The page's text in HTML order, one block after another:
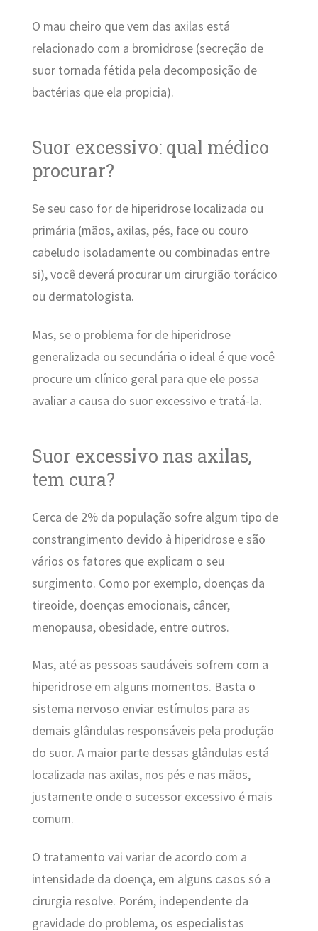
O mau cheiro que vem das axilas está
relacionado com a bromidrose (secreção de
suor tornada fétida pela decomposição de
bactérias que ela propicia).
Suor excessivo: qual médico
procurar?
Se seu caso for de hiperidrose localizada ou
primária (mãos, axilas, pés, face ou couro
cabeludo isoladamente ou combinadas entre
si), você deverá procurar um cirurgião torácico
ou dermatologista.
Mas, se o problema for de hiperidrose
generalizada ou secundária o ideal é que você
procure um clínico geral para que ele possa
avaliar a causa do suor excessivo e tratá-la.
Suor excessivo nas axilas,
tem cura?
Cerca de 2% da população sofre algum tipo de
constrangimento devido à hiperidrose e são
vários os fatores que explicam o seu
surgimento. Como por exemplo, doenças da
tireoide, doenças emocionais, câncer,
menopausa, obesidade, entre outros.
Mas, até as pessoas saudáveis sofrem com a
hiperidrose em alguns momentos. Basta o
sistema nervoso enviar estímulos para as
demais glândulas responsáveis pela produção
do suor. A maior parte dessas glândulas está
localizada nas axilas, nos pés e nas mãos,
justamente onde o sucessor excessivo é mais
comum.
O tratamento vai variar de acordo com a
intensidade da doença, em alguns casos só a
cirurgia resolve. Porém, independente da
gravidade do problema, os especialistas